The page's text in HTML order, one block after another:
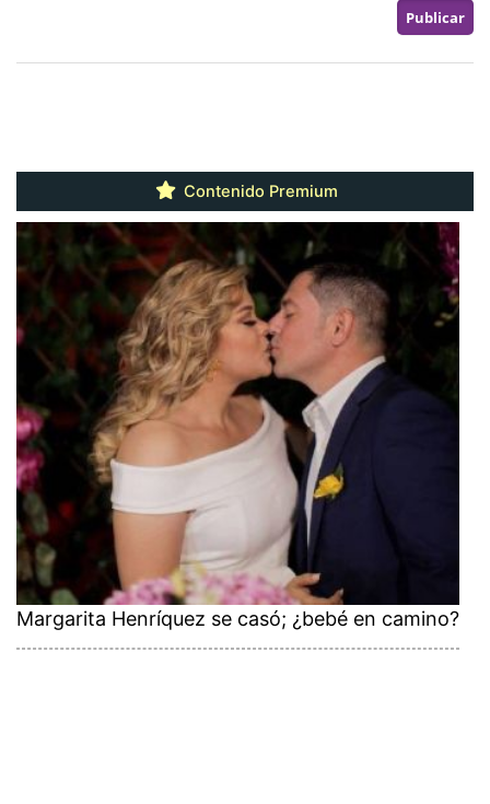
Contenido Premium
Margarita Henríquez se casó; ¿bebé en camino?